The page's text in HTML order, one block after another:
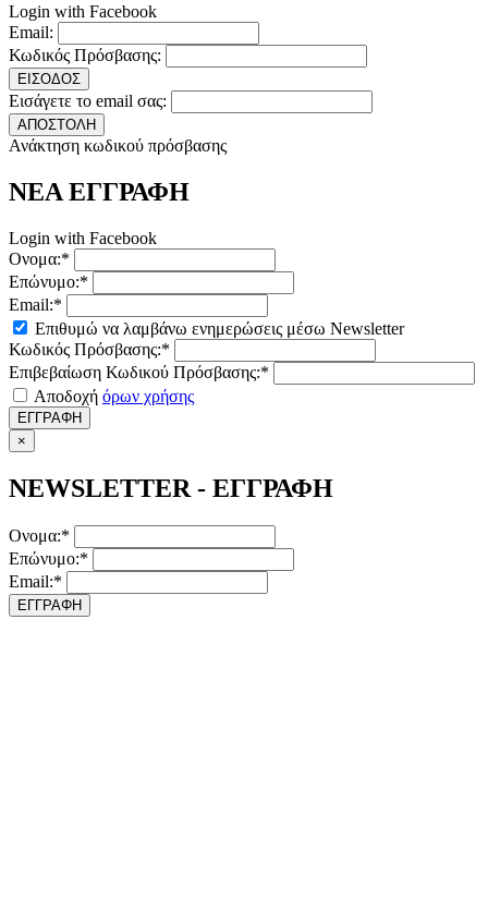
Login with Facebook
Email:
Κωδικός Πρόσβασης:
ΕΙΣΟΔΟΣ
Εισάγετε το email σας:
ΑΠΟΣΤΟΛΗ
Ανάκτηση κωδικού πρόσβασης
ΝΕΑ ΕΓΓΡΑΦΗ
Login with Facebook
Ονομα:*
Επώνυμο:*
Email:*
Επιθυμώ να λαμβάνω ενημερώσεις μέσω Newsletter
Κωδικός Πρόσβασης:*
Επιβεβαίωση Κωδικού Πρόσβασης:*
Αποδοχή όρων χρήσης
ΕΓΓΡΑΦΗ
×
NEWSLETTER - ΕΓΓΡΑΦΗ
Ονομα:*
Επώνυμο:*
Email:*
ΕΓΓΡΑΦΗ